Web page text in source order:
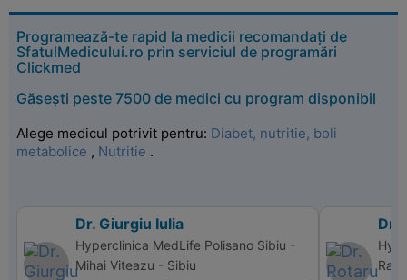
Programează-te rapid la medicii recomandați de
SfatulMedicului.ro prin serviciul de programări
Clickmed
Găsești peste 7500 de medici cu program disponibil
Alege medicul potrivit pentru: Diabet, nutritie, boli
metabolice , Nutritie .
Dr. Giurgiu Iulia
Hyperclinica MedLife Polisano Sibiu -
Mihai Viteazu - Sibiu
Dr.